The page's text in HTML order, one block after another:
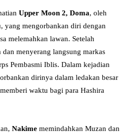
Upper Moon 2, Doma, oleh
yang mengorbankan diri dengan
melemahkan lawan. Setelah
menyerang langsung markas
Pembasmi Iblis. Dalam kejadian
dirinya dalam ledakan besar
waktu bagi para Hashira
Nakime memindahkan Muzan dan